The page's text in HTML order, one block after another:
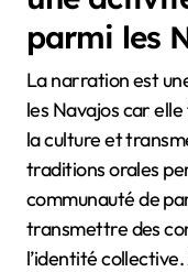
parmi les
La narration est
les Navajos car
la culture et
traditions orales
communauté de
transmettre des
l’identité